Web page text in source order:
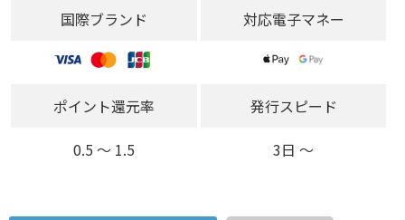
国際ブランド 対応電子マネー
ポイント還元率
0.5 〜 1.5
発行スピード
3日 〜